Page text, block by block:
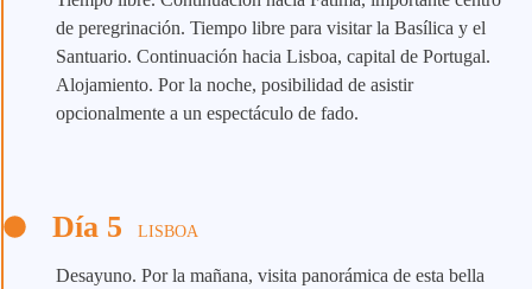
de peregrinación. Tiempo libre para visitar la Basílica y el
Santuario. Continuación hacia Lisboa, capital de Portugal.
Alojamiento. Por la noche, posibilidad de asistir
opcionalmente a un espectáculo de fado.
Día 5 LISBOA
Desayuno. Por la mañana, visita panorámica de esta bella